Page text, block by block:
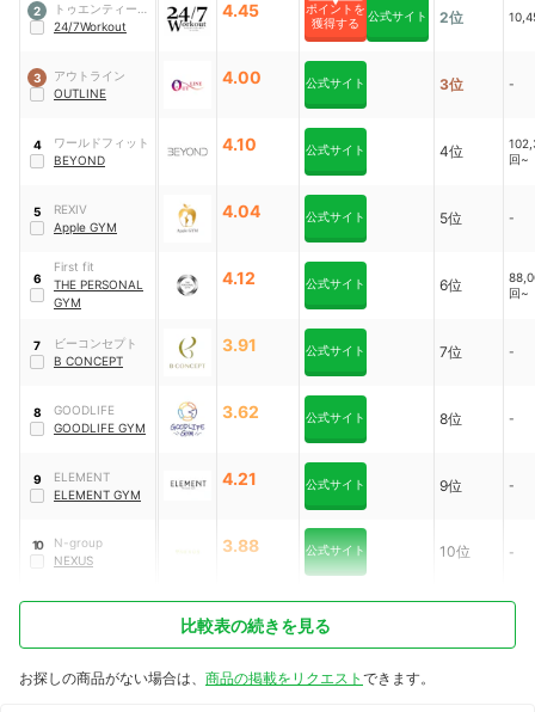
2
トゥエンティーフ
ォーセブンホール
24/7Workout
4.45
ポイントを
獲得する
公式サイト 2位
3
アウトライン
OUTLINE
4.00 公式サイト 3位 -
4
ワールドフィット
BEYOND
4.10 公式サイト 4位
回~
5
REXIV
Apple GYM
4.04 公式サイト 5位 -
6
First fit
THE PERSONAL
GYM
4.12 公式サイト 6位
回~
7
ビーコンセプト
B CONCEPT
3.91 公式サイト 7位 -
8
GOODLIFE
GOODLIFE GYM
3.62 公式サイト 8位 -
9
ELEMENT
ELEMENT GYM
4.21 公式サイト 9位 -
10
N-group
NEXUS
3.88 公式サイト 10位 -
比較表の続きを見る
お探しの商品がない場合は、 商品の掲載をリクエスト できます。